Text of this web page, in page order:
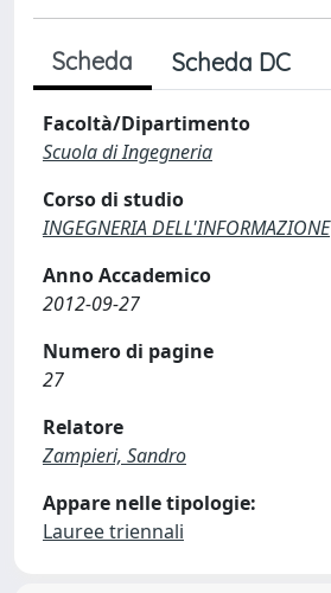
Scheda Scheda DC
Facoltà/Dipartimento
Scuola di Ingegneria
Corso di studio
INGEGNERIA DELL'INFORMAZIONE
Anno Accademico
2012-09-27
Numero di pagine
27
Relatore
Zampieri, Sandro
Appare nelle tipologie:
Lauree triennali